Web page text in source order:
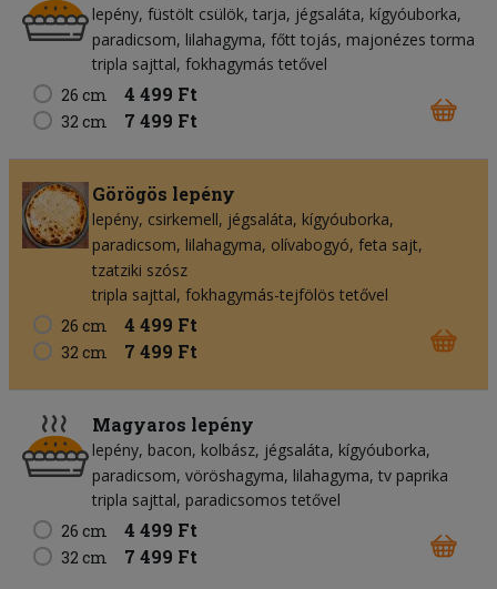
lepény füstölt csülök tarja jégsaláta kígyóuborka
paradicsom lilahagyma főtt tojás majonézes torma
tripla sajttal, fokhagymás tetővel
26 cm
4 499 Ft
32 cm 7 499 Ft
Görögös lepény
lepény csirkemell jégsaláta kígyóuborka
paradicsom lilahagyma olívabogyó feta sajt
tzatziki szósz
tripla sajttal, fokhagymás-tejfölös tetővel
26 cm
4 499 Ft
32 cm 7 499 Ft
Magyaros lepény
lepény bacon kolbász jégsaláta kígyóuborka
paradicsom vöröshagyma lilahagyma tv paprika
tripla sajttal, paradicsomos tetővel
26 cm
4 499 Ft
32 cm 7 499 Ft